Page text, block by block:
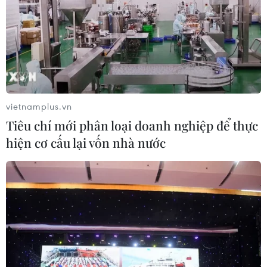
thông
06/08/2026 07:00
TP Hồ Chí Minh: Dự án mở rộng
đường Phạm Văn Bạch vẫn dang dở
sau 20 năm
06/08/2026 06:56
Đầu tư hơn 6.209 tỷ đồng hoàn thiện
hạ tầng dùng chung Bến cảng Liên
Chiểu
06/08/2026 06:28
Quảng Trị: Xử phạt tài xế vượt đường
ngang có tín hiệu cảnh báo đường
vietnamplus.vn
Tiêu chí mới phân loại doanh nghiệp để thực
hiện cơ cấu lại vốn nhà nước